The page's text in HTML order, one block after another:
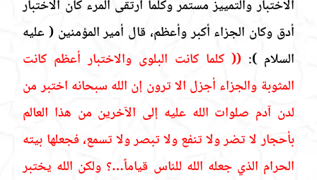
الاختبار والتمييز مستمر وكلما ارتقى المرء كان الاختبار
أدق وكان الجزاء أكبر وأعظم، قال أمير المؤمنين ( عليه
السلام )
:
((كلما كانت البلوى والاختبار أعظم كانت
المثوبة والجزاء أجزل الا ترون إن الله سبحانه اختبر من
لدن آدم صلوات الله عليه إلى الآخرين من هذا العالم
بأحجار لا تضر ولا تنفع ولا تبصر ولا تسمع، فجعلها بيته
الحرام الذي جعله الله للناس قياماً…؟ ولكن الله يختبر